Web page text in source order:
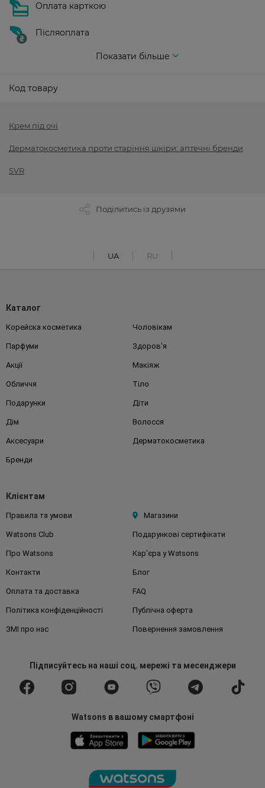
Оплата карткою
Післяоплата
Показати більше
Код товару
Крем під очі
Дерматокосметика проти старіння шкіри: аптечні бренди
SVR
Поділитись із друзями
UA RU
Каталог
Корейска косметика Чоловікам
Парфуми Здоров'я
Акції Макіяж
Обличчя Тіло
Подарунки Діти
Дім Волосся
Аксесуари Дерматокосметика
Бренди
Клієнтам
Правила та умови Магазини
Watsons Club Подарункові сертифікати
Про Watsons Кар'єра у Watsons
Контакти Блог
Оплата та доставка FAQ
Політика конфіденційності Публічна оферта
ЗМІ про нас Повернення замовлення
Підписуйтесьна наші соц. мережі та месенджери
Watsons в вашому смартфоні